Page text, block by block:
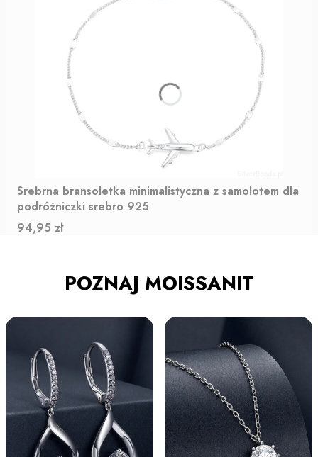
Srebrna bransoletka minimalistyczna z samolotem dla
podróżniczki srebro 925
Cena
94,95 zł
POZNAJ MOISSANIT